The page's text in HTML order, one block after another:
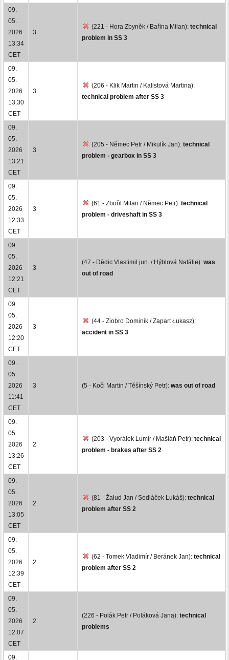
09.
05.
2026
13:34
CET
3
(221 - Hora Zbyněk / Bařina Milan): technical
problem in SS 3
09.
05.
2026
13:30
CET
3
(206 - Klik Martin / Kalistová Martina):
technical problem after SS 3
09.
05.
2026
13:21
CET
3
(205 - Němec Petr / Mikulík Jan): technical
problem - gearbox in SS 3
09.
05.
2026
12:33
CET
3
(61 - Zbořil Milan / Němec Petr): technical
problem - driveshaft in SS 3
09.
05.
2026
12:21
CET
3
(47 - Dědic Vlastimil jun. / Hýblová Natálie): was
out of road
09.
05.
2026
12:20
CET
3
(44 - Ziobro Dominik / Zapart Łukasz):
accident in SS 3
09.
05.
2026
11:41
CET
3 (5 - Koči Martin / Těšínský Petr): was out of road
09.
05.
2026
13:26
CET
2
(203 - Vyorálek Lumír / Mašláň Petr): technical
problem - brakes after SS 2
09.
05.
2026
13:05
CET
2
(81 - Žalud Jan / Sedláček Lukáš): technical
problem after SS 2
09.
05.
2026
12:39
CET
2
(62 - Tomek Vladimír / Beránek Jan): technical
problem after SS 2
09.
05.
2026
12:07
CET
2
(226 - Polák Petr / Poláková Jana): technical
problems
09.